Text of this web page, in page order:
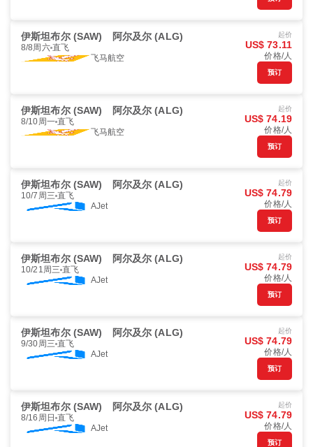
伊斯坦布尔 (SAW) 阿尔及尔 (ALG)
8/8周六 直飞
飞马航空
起价
US$ 73.11
价格/人
预订
伊斯坦布尔 (SAW) 阿尔及尔 (ALG)
8/10周一 直飞
飞马航空
起价
US$ 74.19
价格/人
预订
伊斯坦布尔 (SAW) 阿尔及尔 (ALG)
10/7周三 直飞
AJet
起价
US$ 74.79
价格/人
预订
伊斯坦布尔 (SAW) 阿尔及尔 (ALG)
10/21周三 直飞
AJet
起价
US$ 74.79
价格/人
预订
伊斯坦布尔 (SAW) 阿尔及尔 (ALG)
9/30周三 直飞
AJet
起价
US$ 74.79
价格/人
预订
伊斯坦布尔 (SAW) 阿尔及尔 (ALG)
8/16周日 直飞
AJet
起价
US$ 74.79
价格/人
预订